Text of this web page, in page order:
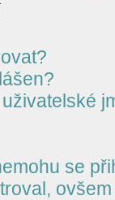
se